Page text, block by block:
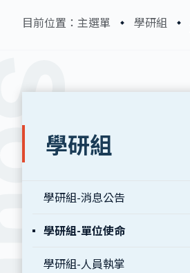
目前位置：主選單 學研組
:::
學研組
學研組-消息公告
學研組-單位使命
學研組-人員執掌